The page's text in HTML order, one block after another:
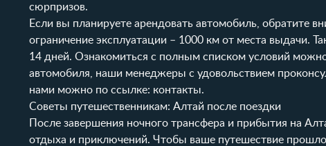
сюрпризов.
Если вы планируете арендовать автомобиль, обратите
ограничение эксплуатации – 1000 км от места выдачи.
14 дней. Ознакомиться с полным списком условий
автомобиля, наши менеджеры с удовольствием
нами можно по ссылке: контакты.
Советы путешественникам: Алтай после поездки
После завершения ночного трансфера и прибытия на
отдыха и приключений. Чтобы ваше путешествие